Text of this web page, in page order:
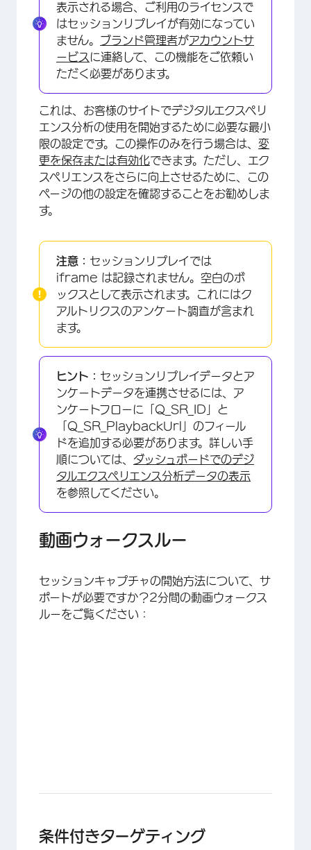
×
表示される場合、ご利用のライセンスで
はセッションリプレイが有効になってい
ません。 ブランド管理者がアカウントサ
ービス に連絡して、この機能をご依頼い
ただく必要があります。
これは、お客様のサイトでデジタルエクスペリ
エンス分析の使用を開始するために必要な最小
限の設定です。この操作のみを行う場合は、 変
更を保存または有効化できます。ただし、エク
スペリエンスをさらに向上させるために、この
ページの他の設定を確認することをお勧めしま
す。
注意： セッションリプレイでは
iframe は記録されません。空白のボ
ックスとして表示されます。これにはク
アルトリクスのアンケート調査が含まれ
ます。
ヒント： セッションリプレイデータとア
ンケートデータを連携させるには、ア
ンケートフローに「Q_SR_ID」と
「Q_SR_PlaybackUrl」のフィール
ドを追加する必要があります。詳しい手
順については、 ダッシュボードでのデジ
タルエクスペリエンス分析データの表示
を参照してください。
動画ウォークスルー
セッションキャプチャの開始方法について、サ
ポートが必要ですか？2分間の動画ウォークス
ルーをご覧ください：
条件付きターゲティング